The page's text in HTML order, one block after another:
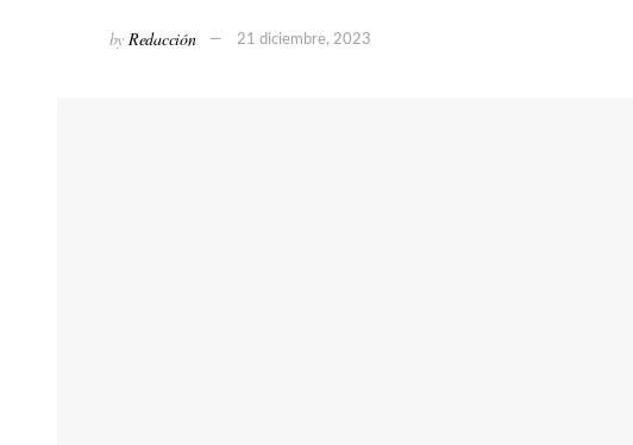
by Redacción 21 diciembre, 2023